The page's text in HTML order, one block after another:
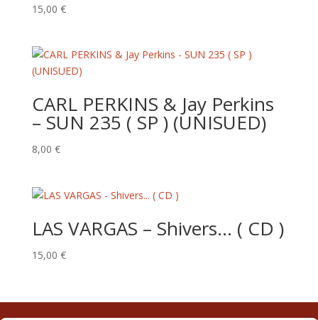
15,00 €
CARL PERKINS & Jay Perkins
– SUN 235 ( SP ) (UNISUED)
8,00 €
LAS VARGAS – Shivers… ( CD )
15,00 €